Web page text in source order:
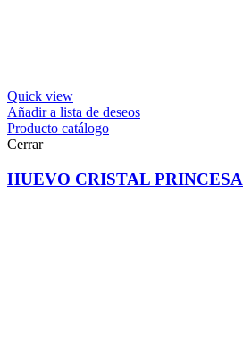
Quick view
Añadir a lista de deseos
Producto catálogo
Cerrar
HUEVO CRISTAL PRINCESA